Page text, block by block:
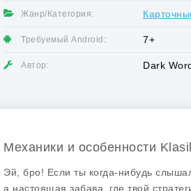
Жанр/Категория:
Требуемый Android: 7+
Автор: Dark
Механики и особенности
Эй, бро! Если ты когда-нибудь
а настоящая забава, где твой